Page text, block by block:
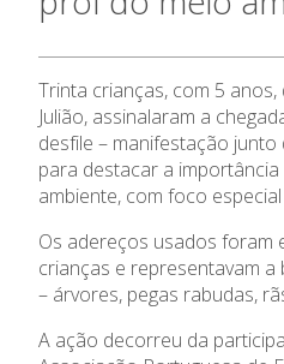
Natureza e fins pedagógicos
Princípios Educativos Gerais
As 7 Casas
Maria Rita Patrocínio Costa
Maria Leonor Anjos Diniz
Maria Granado
Trinta crianças, com 5 anos,
Julião, assinalaram a
desfile – manifestação
para destacar a
ambiente, com foco
Os adereços usados foram
crianças e representavam
– árvores, pegas rabudas,
A ação decorreu da